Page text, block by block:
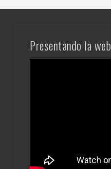
Presentando la web